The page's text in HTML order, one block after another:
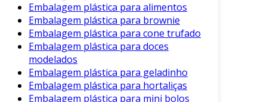
unboxing, gerando uma impressão
positiva.
Além disso
Boas embalagens podem aumentar a fidelidade
do cliente. Quando o consumidor sente que o
produto é bem protegido e atrativo, há maior
Embalagem plástica para alimentos
Embalagem plástica para brownie
Embalagem plástica para cone trufado
Embalagem plástica para doces
modelados
Embalagem plástica para geladinho
Embalagem plástica para hortaliças
Embalagem plástica para mini bolos